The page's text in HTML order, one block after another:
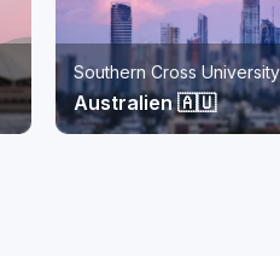
ISC Paris Business School
Frankrig 🇫🇷